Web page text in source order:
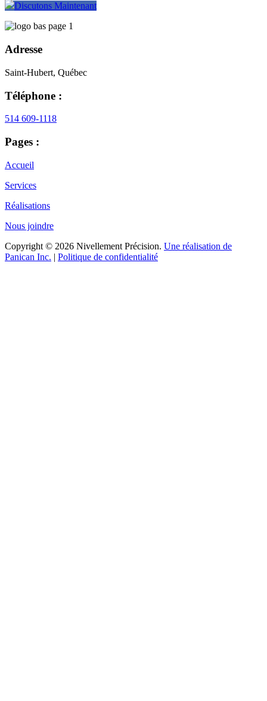
Discutons Maintenant
Adresse
Saint-Hubert, Québec
Téléphone :
514 609-1118
Pages :
Accueil
Services
Réalisations
Nous joindre
Copyright © 2026 Nivellement Précision. Une réalisation de
Panican Inc. | Politique de confidentialité